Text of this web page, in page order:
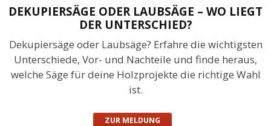
DEKUPIERSÄGE ODER LAUBSÄGE – WO LIEGT
DER UNTERSCHIED?
Dekupiersäge oder Laubsäge? Erfahre die wichtigsten
Unterschiede, Vor- und Nachteile und finde heraus,
welche Säge für deine Holzprojekte die richtige Wahl
ist.
ZUR MELDUNG